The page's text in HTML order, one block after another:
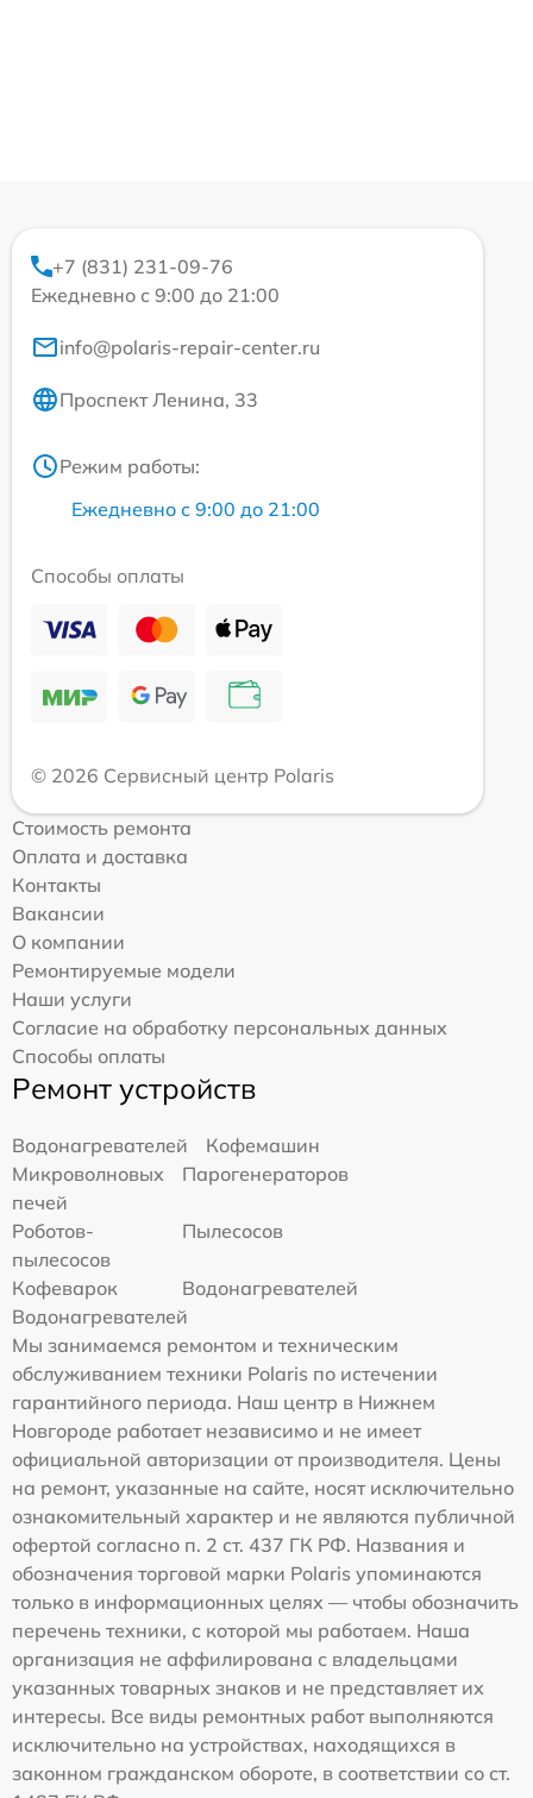
+7 (831) 231-09-76
Ежедневно с 9:00 до 21:00
info@polaris-repair-center.ru
Проспект Ленина, 33
Режим работы:
Ежедневно с 9:00 до 21:00
Способы оплаты
© 2026 Сервисный центр Polaris
Стоимость ремонта
Оплата и доставка
Контакты
Вакансии
О компании
Ремонтируемые модели
Наши услуги
Согласие на обработку персональных данных
Способы оплаты
Ремонт устройств
Водонагревателей
Кофемашин
Микроволновых
печей
Парогенераторов
Роботов-
пылесосов
Пылесосов
Кофеварок
Водонагревателей
Водонагревателей
Мы занимаемся ремонтом и техническим
обслуживанием техники Polaris по истечении
гарантийного периода. Наш центр в Нижнем
Новгороде работает независимо и не имеет
официальной авторизации от производителя. Цены
на ремонт, указанные на сайте, носят исключительно
ознакомительный характер и не являются публичной
офертой согласно п. 2 ст. 437 ГК РФ. Названия и
обозначения торговой марки Polaris упоминаются
только в информационных целях — чтобы обозначить
перечень техники, с которой мы работаем. Наша
организация не аффилирована с владельцами
указанных товарных знаков и не представляет их
интересы. Все виды ремонтных работ выполняются
исключительно на устройствах, находящихся в
законном гражданском обороте, в соответствии со ст.